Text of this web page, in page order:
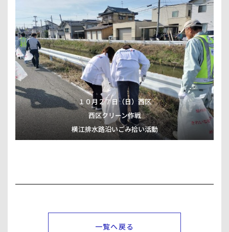
１０月２７日（日）西区
西区クリーン作戦
横江排水路沿いごみ拾い活動
一覧へ戻る